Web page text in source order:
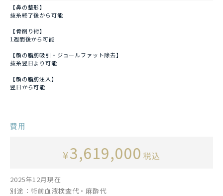
【鼻の整形】
抜糸終了後から可能
【骨削り術】
1週間後から可能
【顔の脂肪吸引・ジョールファット除去】
抜糸翌日より可能
【顔の脂肪注入】
翌日から可能
費用
¥3,619,000 税込
2025年12月現在
別途：術前血液検査代・麻酔代